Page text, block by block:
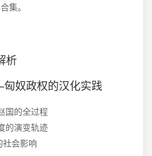
集。
析
奴政权的汉化实践
国的全过程
的演变轨迹
会影响